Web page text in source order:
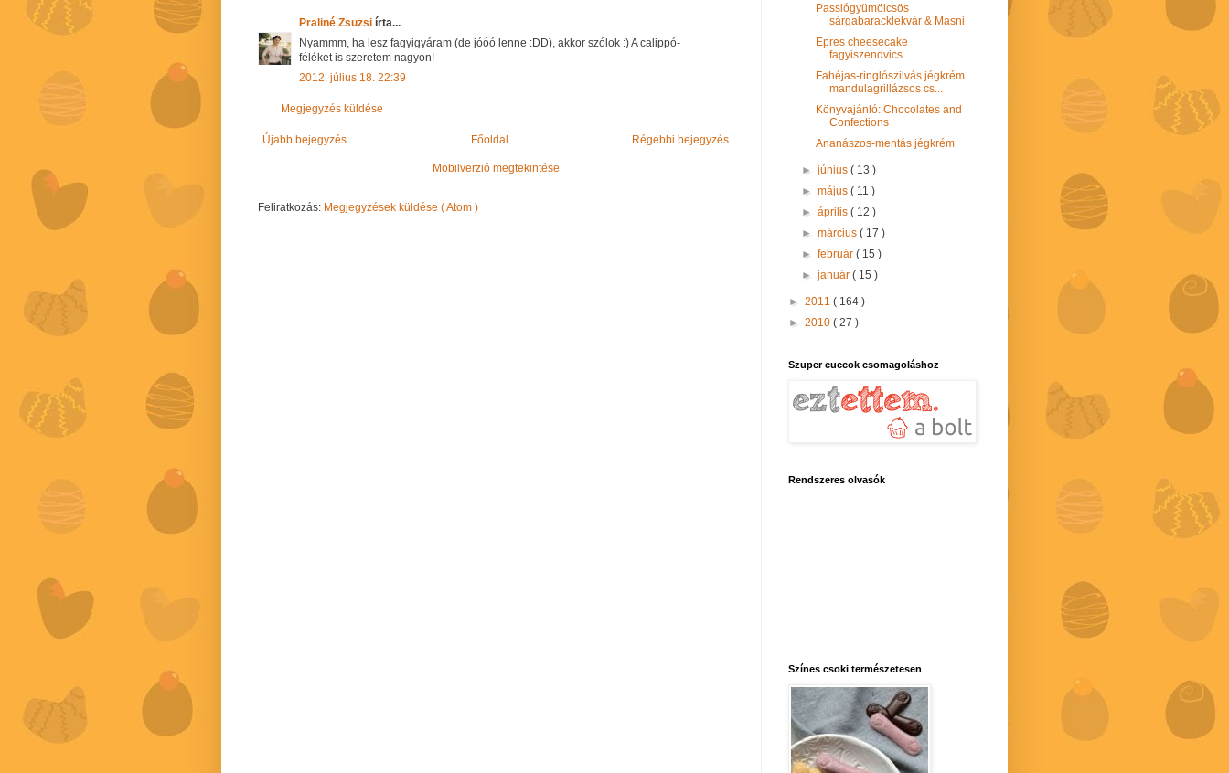
Praliné Zsuzsi írta...
Nyammm, ha lesz fagyigyáram (de jóóó lenne :DD), akkor szólok :) A calippó-
féléket is szeretem nagyon!
2012. július 18. 22:39
Megjegyzés küldése
Újabb bejegyzés Régebbi bejegyzés
Főoldal
Mobilverzió megtekintése
Feliratkozás: Megjegyzések küldése ( Atom )
Passiógyümölcsös
sárgabaracklekvár & Masni
Epres cheesecake
fagyiszendvics
Fahéjas-ringlószilvás jégkrém
mandulagrillázsos cs...
Könyvajánló: Chocolates and
Confections
Ananászos-mentás jégkrém
►június( 13 )
►május( 11 )
►április( 12 )
►március( 17 )
►február( 15 )
►január( 15 )
► 2011 ( 164 )
► 2010 ( 27 )
Szuper cuccok csomagoláshoz
Rendszeres olvasók
Színes csoki természetesen